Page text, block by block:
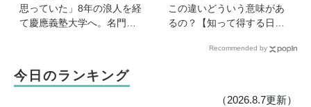
思っていた」8年の浪人を経
て慶應義塾大学へ。名門・
大学に入る”までの道のり
この違いどういう意味があ
るの？【知って得する日本
Recommended by
今日のランキング
（2026.8.7更新）